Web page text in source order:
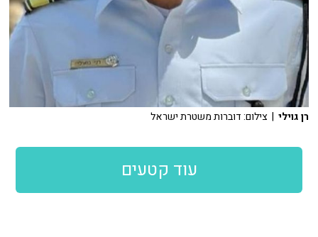
רן גוילי | צילום: דוברות משטרת ישראל
עוד קטעים